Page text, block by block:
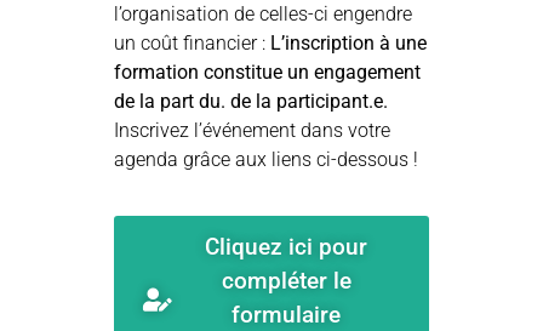
l’organisation de celles-ci engendre
un coût financier : L’inscription à une
formation constitue un engagement
de la part du. de la participant.e.
Inscrivez l’événement dans votre
agenda grâce aux liens ci-dessous !
Cliquez ici pour
compléter le
formulaire